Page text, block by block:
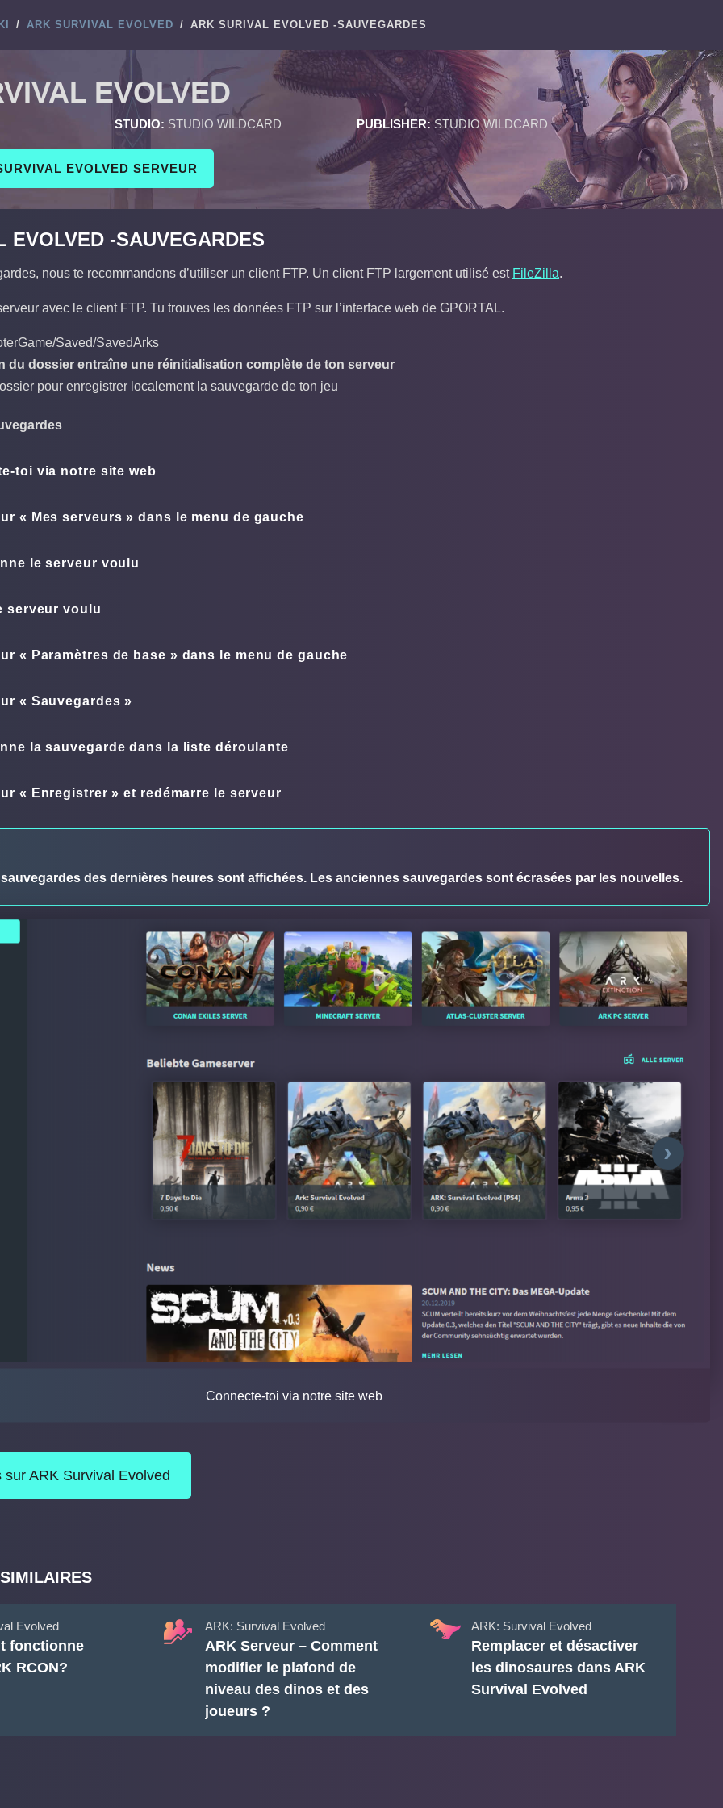
/ ARK SURVIVAL EVOLVED / ARK SURIVAL EVOLVED -SAUVEGARDES
EVOLVED
STUDIO: STUDIO WILDCARD PUBLISHER: STUDIO WILDCARD
EVOLVED SERVEUR
EVOLVED -SAUVEGARDES
nous te recommandons d’utiliser un client FTP. Un client FTP largement utilisé est FileZilla.
avec le client FTP. Tu trouves les données FTP sur l’interface web de GPORTAL.
Saved/SavedArks
du dossier entraîne une réinitialisation complète de ton serveur
pour enregistrer localement la sauvegarde de ton jeu
toi via notre site web
« Mes serveurs » dans le menu de gauche
le serveur voulu
serveur voulu
« Paramètres de base » dans le menu de gauche
« Sauvegardes »
la sauvegarde dans la liste déroulante
« Enregistrer» et redémarre le serveur
des dernières heures sont affichées. Les anciennes sauvegardes sont écrasées par les nouvelles.
Connecte-toi via notre site web
›
sur ARK Survival Evolved
Evolved
fonctionne
RCON?
ARK: Survival Evolved
ARK Serveur – Comment
modifier le plafond de
niveau des dinos et des
joueurs ?
ARK: Survival Evolved
Remplacer et désactiver
les dinosaures dans ARK
Survival Evolved